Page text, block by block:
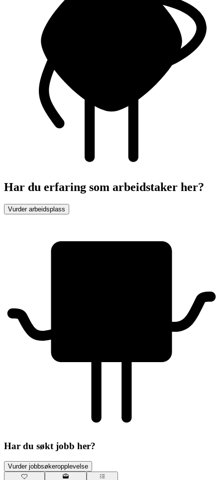
Har du erfaring som arbeidstaker her?
Vurder arbeidsplass
Har du søkt jobb her?
Vurder jobbsøkeropplevelse